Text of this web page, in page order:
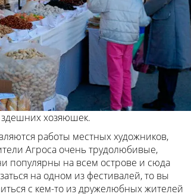
хозяюшек.
работы местных художников,
Агроса очень трудолюбивые,
популярны на всем острове и сюда
на одном из фестивалей, то вы
с кем-то из дружелюбных жителей